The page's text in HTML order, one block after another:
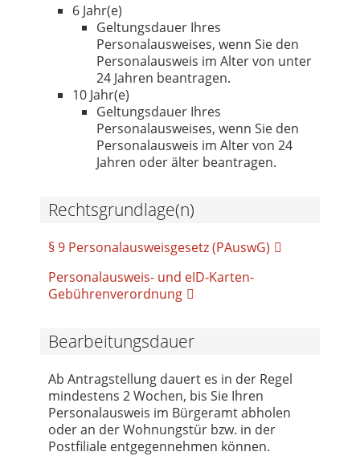
6 Jahr(e)
Geltungsdauer Ihres
Personalausweises, wenn Sie den
Personalausweis im Alter von unter
24 Jahren beantragen.
10 Jahr(e)
Geltungsdauer Ihres
Personalausweises, wenn Sie den
Personalausweis im Alter von 24
Jahren oder älter beantragen.
Rechtsgrundlage(n)
§ 9 Personalausweisgesetz (PAuswG)
Personalausweis- und eID-Karten-
Gebührenverordnung
Bearbeitungsdauer
Ab Antragstellung dauert es in der Regel
mindestens 2 Wochen, bis Sie Ihren
Personalausweis im Bürgeramt abholen
oder an der Wohnungstür bzw. in der
Postfiliale entgegennehmen können.